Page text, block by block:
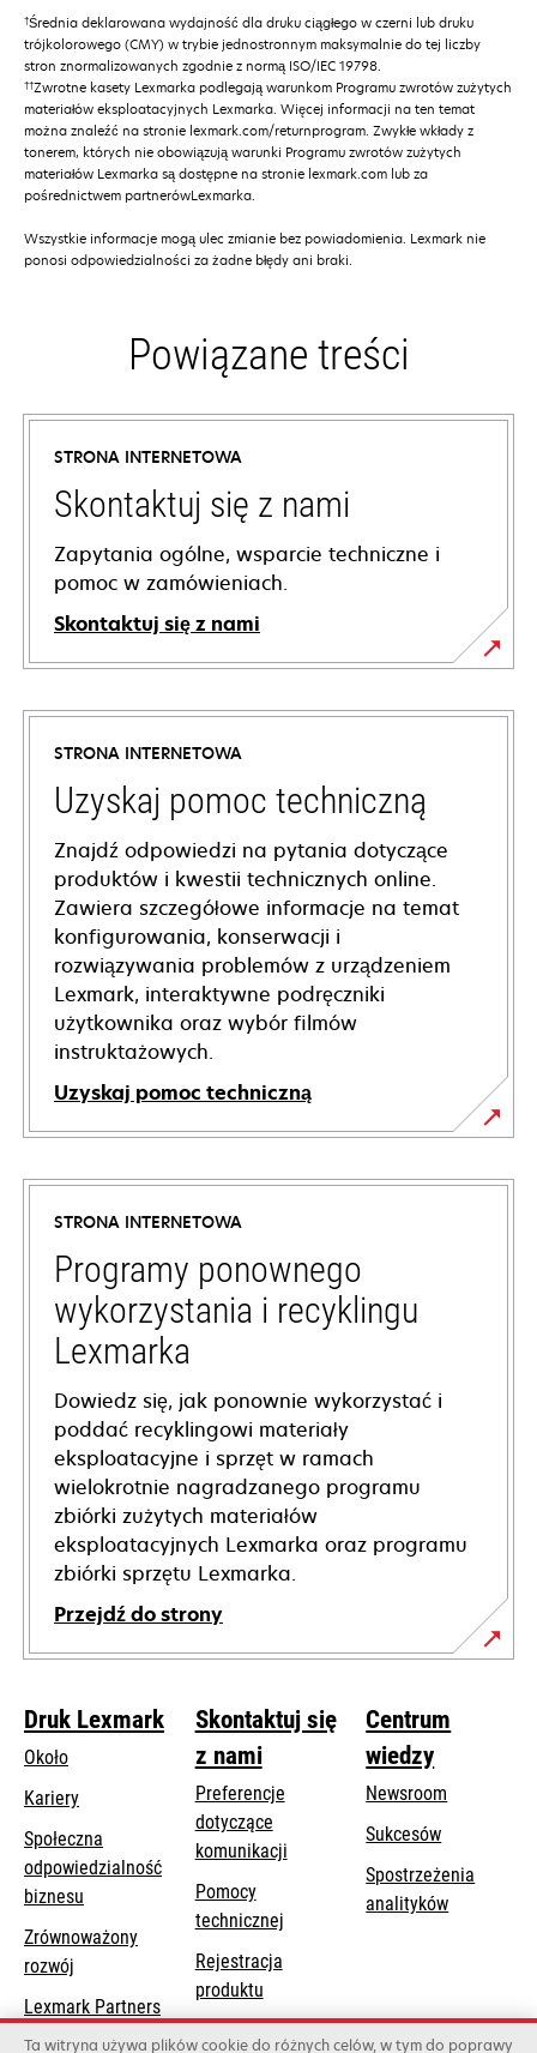
†Średnia deklarowana wydajność dla druku ciągłego w czerni lub druku
trójkolorowego (CMY) w trybie jednostronnym maksymalnie do tej liczby
stron znormalizowanych zgodnie z normą ISO/IEC 19798.
††Zwrotne kasety Lexmarka podlegają warunkom Programu zwrotów zużytych
materiałów eksploatacyjnych Lexmarka. Więcej informacji na ten temat
można znaleźć na stronie lexmark.com/returnprogram. Zwykłe wkłady z
tonerem, których nie obowiązują warunki Programu zwrotów zużytych
materiałów Lexmarka są dostępne na stronie lexmark.com lub za
pośrednictwem partnerówLexmarka.
Wszystkie informacje mogą ulec zmianie bez powiadomienia. Lexmark nie
ponosi odpowiedzialności za żadne błędy ani braki.
Powiązane treści
STRONA INTERNETOWA
Skontaktuj się z nami
Zapytania ogólne, wsparcie techniczne i
pomoc w zamówieniach.
Skontaktuj się z nami
STRONA INTERNETOWA
Uzyskaj pomoc techniczną
Znajdź odpowiedzi na pytania dotyczące
produktów i kwestii technicznych online.
Zawiera szczegółowe informacje na temat
konfigurowania, konserwacji i
rozwiązywania problemów z urządzeniem
Lexmark, interaktywne podręczniki
użytkownika oraz wybór filmów
instruktażowych.
Uzyskaj pomoc techniczną
opens
in
new
tab
STRONA INTERNETOWA
Programy ponownego
wykorzystania i recyklingu
Lexmarka
Dowiedz się, jak ponownie wykorzystać i
poddać recyklingowi materiały
eksploatacyjne i sprzęt w ramach
wielokrotnie nagradzanego programu
zbiórki zużytych materiałów
eksploatacyjnych Lexmarka oraz programu
zbiórki sprzętu Lexmarka.
Przejdź do strony
Druk Lexmark
Około
Kariery
Społeczna
odpowiedzialność
biznesu
a
tab
Zrównoważony
rozwój
Lexmark Partners
Skontaktuj się
z nami
Preferencje
dotyczące
komunikacji
Pomocy
technicznejopens
a
tab
Rejestracja
produktu
Znajdź dealera
Centrum
wiedzy
Newsroom
Sukcesów
Spostrzeżenia
analityków
Ta witryna używa plików cookie do różnych celów, w tym do poprawy